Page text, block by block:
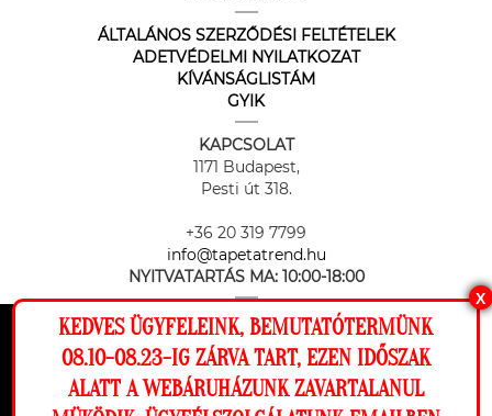
Ez a weboldal cookie-kat használ, hogy a
lehető legjobb élményt nyújtsa honlapunkon.
Beállítások
ÁLTALÁNOS SZERZŐDÉSI FELTÉTELEK
ADETVÉDELMI NYILATKOZAT
KÍVÁNSÁGLISTÁM
GYIK
KAPCSOLAT
1171 Budapest,
Pesti út 318.
+36 20 319 7799
info@tapetatrend.hu
NYITVATARTÁS MA: 10:00-18:00
X
KEDVES ÜGYFELEINK, BEMUTATÓTERMÜNK
08.10-08.23-IG ZÁRVA TART, EZEN IDŐSZAK
ALATT A WEBÁRUHÁZUNK ZAVARTALANUL